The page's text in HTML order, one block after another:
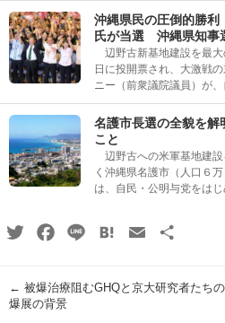
沖縄県民の圧倒的勝
氏が当選 沖縄県知事
辺野古新基地建設を最大
日に投開票され、大激戦
ニー（前衆議院議員）が
名護市長選の全貌を
こと
辺野古への米軍基地建設
く沖縄県名護市（人口６
は、自民・公明与党をは
TwitterFacebook
Line HatenaEmail
← 被爆治療阻むGHQと京大研究者たち
爆展の背景